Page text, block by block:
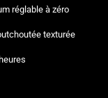
réglable à zéro
texturée